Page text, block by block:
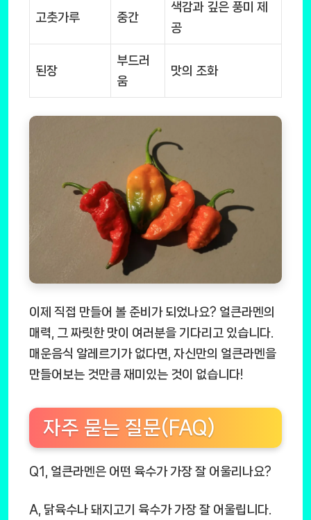
고춧가루 중간
색감과 깊은 풍미 제
공
된장
부드러
움
맛의 조화
이제 직접 만들어 볼 준비가 되었나요? 얼큰라멘의
매력, 그 짜릿한 맛이 여러분을 기다리고 있습니다.
매운음식 알레르기가 없다면, 자신만의 얼큰라멘을
만들어보는 것만큼 재미있는 것이 없습니다!
자주 묻는 질문(FAQ)
Q1, 얼큰라멘은 어떤 육수가 가장 잘 어울리나요?
A, 닭육수나 돼지고기 육수가 가장 잘 어울립니다.